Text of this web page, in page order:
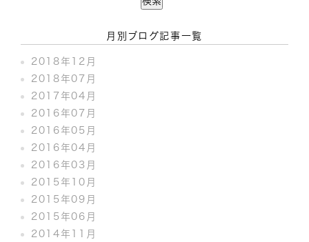
月別ブログ記事一覧
2018年12月
2018年07月
2017年04月
2016年07月
2016年05月
2016年04月
2016年03月
2015年10月
2015年09月
2015年06月
2014年11月